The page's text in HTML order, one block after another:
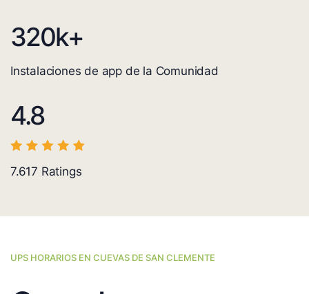
320k+
Instalaciones de app de la Comunidad
4.8
7.617 Ratings
UPS HORARIOS EN CUEVAS DE SAN CLEMENTE